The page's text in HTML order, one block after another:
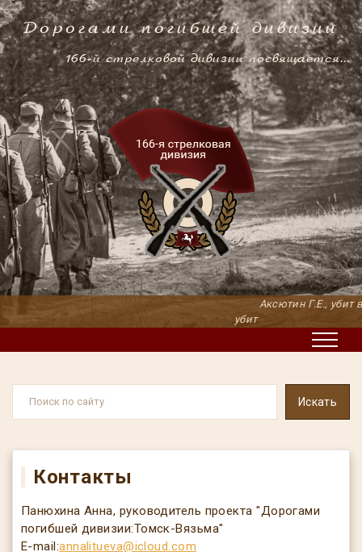
Дорогами погибшей дивизии
166-й стрелковой дивизии посвящается...
Аксютин Г.Е., убит в
убит
Контакты
Панюхина Анна, руководитель проекта "Дорогами
погибшей дивизии:Томск-Вязьма"
E-mail:annalitueva@icloud.com